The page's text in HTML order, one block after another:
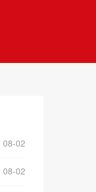
08-02
08-02